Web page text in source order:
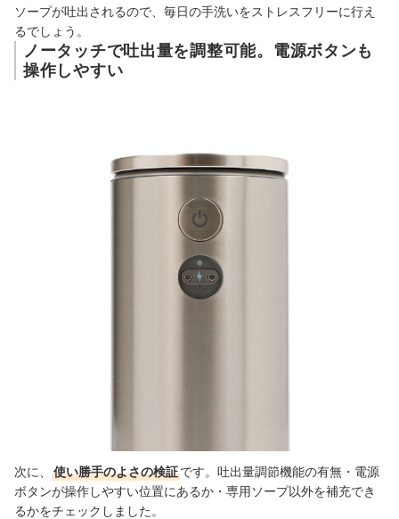
ソープが吐出されるので、 毎日の手洗いをストレスフリーに行え
るでしょう 。
ノータッチで吐出量を調整可能。電源ボタンも
操作しやすい
次に、 使い勝手のよさの検証です。吐出量調節機能の有無・電源
ボタンが操作しやすい位置にあるか・専用ソープ以外を補充でき
るかをチェックしました。